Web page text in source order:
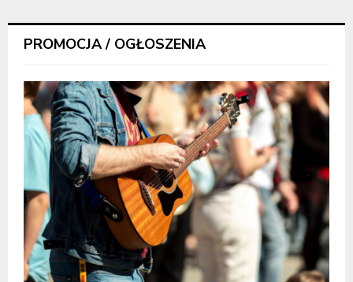
PROMOCJA / OGŁOSZENIA